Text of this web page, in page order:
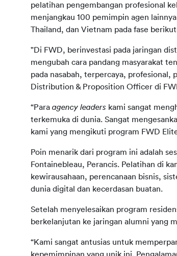
pelatihan pengembangan profesional
menjangkau 100 pemimpin agen
Thailand, dan Vietnam pada fase
"Di FWD, berinvestasi pada jaringan
mengubah cara pandang masyarakat
pada nasabah, terpercaya, profesional,
Distribution & Proposition Officer di
“Para agency leaders kami sangat
terkemuka di dunia. Sangat
kami yang mengikuti program FWD
Poin menarik dari program ini adalah
Fontainebleau, Perancis. Pelatihan di
kewirausahaan, perencanaan bisnis,
dunia digital dan kecerdasan buatan.
Setelah menyelesaikan program
berkelanjutan ke jaringan alumni yang
“Kami sangat antusias untuk